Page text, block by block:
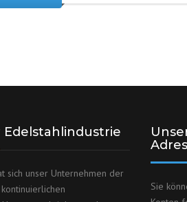
Edelstahlindustrie
sich unser Unternehmen der
Sie